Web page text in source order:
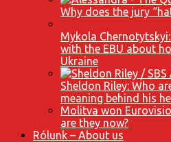
Why does the jury
Mykola
with the EBU about
Ukraine
Sheldon Riley: Who
meaning behind his
Molitva won
are they now?
Rólunk – About us